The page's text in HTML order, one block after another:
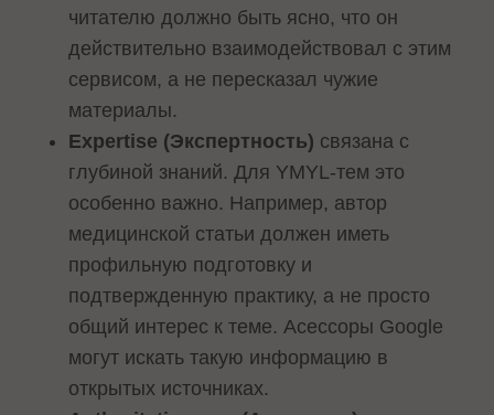
читателю должно быть ясно, что он
действительно взаимодействовал с этим
сервисом, а не пересказал чужие
материалы.
Expertise (Экспертность) связана с
глубиной знаний. Для YMYL-тем это
особенно важно. Например, автор
медицинской статьи должен иметь
профильную подготовку и
подтвержденную практику, а не просто
общий интерес к теме. Асессоры Google
могут искать такую информацию в
открытых источниках.